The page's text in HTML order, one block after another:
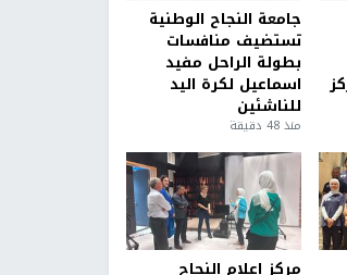
جامعة النجاح الوطنية
تستضيف منافسات
بطولة الراحل مفيد
اسماعيل لكرة اليد
للناشئين
منذ 48 دقيقة
مركز إعلام النجاح